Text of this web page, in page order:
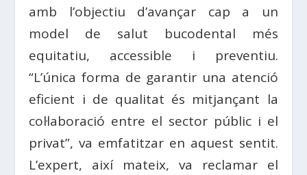
amb l’objectiu d’avançar cap a un
model de salut bucodental més
equitatiu, accessible i preventiu.
“L’única forma de garantir una atenció
eficient i de qualitat és mitjançant la
col·laboració entre el sector públic i el
privat”, va emfatitzar en aquest sentit.
L’expert, així mateix, va reclamar el